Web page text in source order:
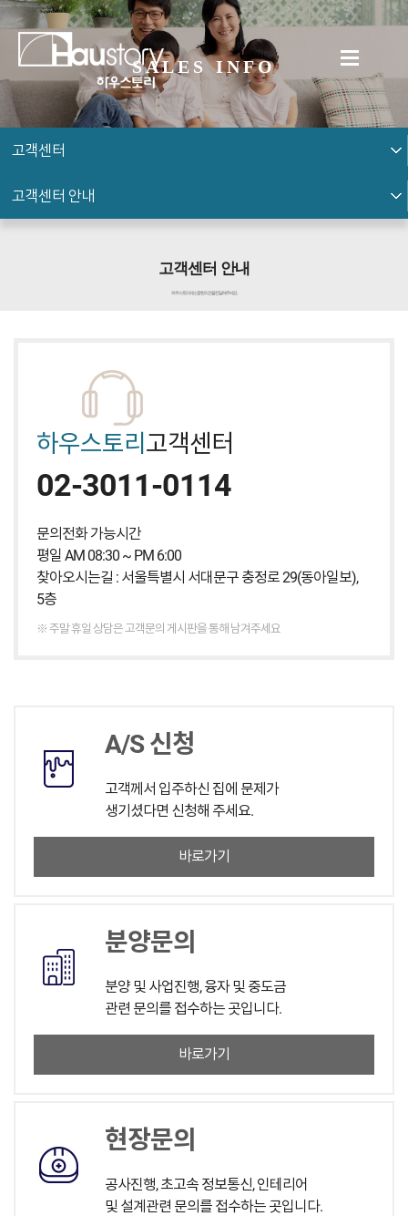
SALES INFO
고객센터
고객센터 안내
고객센터 안내
하우스토리에 소중한 의견을 전달해 주세요.
하우스토리 고객센터
02-3011-0114
문의전화 가능시간
평일 AM 08:30 ~ PM 6:00
찾아오시는길 : 서울특별시 서대문구 충정로 29(동아일보),
5층
※ 주말 휴일 상담은 고객문의 게시판을 통해 남겨주세요
A/S 신청
고객께서 입주하신 집에 문제가
생기셨다면 신청해 주세요.
바로가기
분양문의
분양 및 사업진행, 융자 및 중도금
관련 문의를 접수하는 곳입니다.
바로가기
현장문의
공사진행, 초고속 정보통신, 인테리어
및 설계관련 문의를 접수하는 곳입니다.